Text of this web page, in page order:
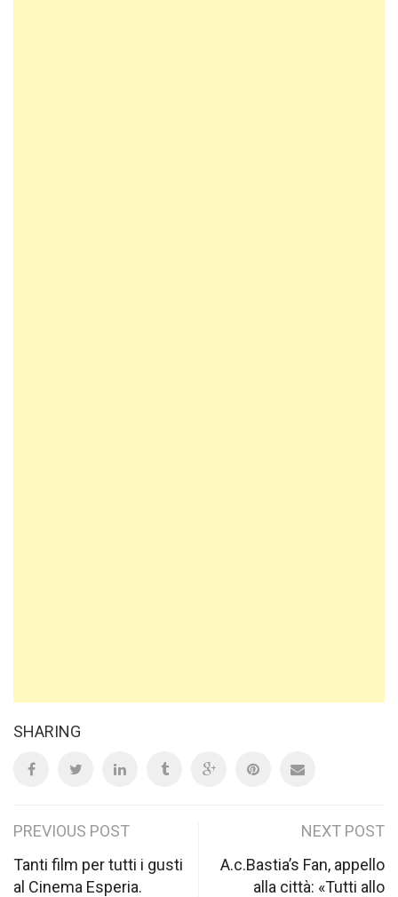
SHARING
Post
navigation
PREVIOUS POST
Tanti film per tutti i gusti
al Cinema Esperia.
NEXT POST
A.c.Bastia’s Fan, appello
alla città: «Tutti allo